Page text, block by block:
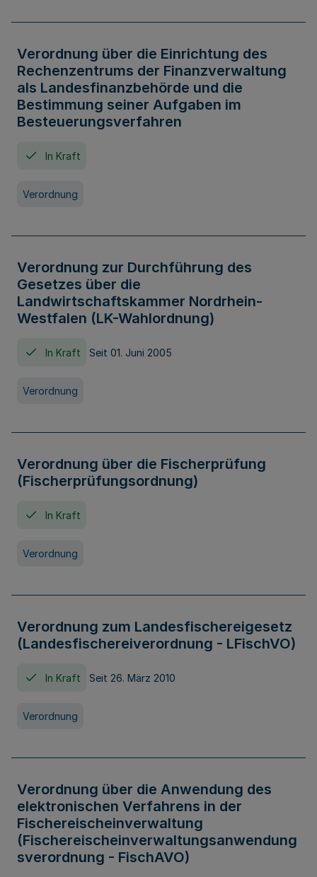
Verordnung über die Einrichtung des
Rechenzentrums der Finanzverwaltung
als Landesfinanzbehörde und die
Bestimmung seiner Aufgaben im
Besteuerungsverfahren
In Kraft
Verordnung
Verordnung zur Durchführung des
Gesetzes über die
Landwirtschaftskammer Nordrhein-
Westfalen (LK-Wahlordnung)
In Kraft Seit 01. Juni 2005
Verordnung
Verordnung über die Fischerprüfung
(Fischerprüfungsordnung)
In Kraft
Verordnung
Verordnung zum Landesfischereigesetz
(Landesfischereiverordnung - LFischVO)
In Kraft Seit 26. März 2010
Verordnung
Verordnung über die Anwendung des
elektronischen Verfahrens in der
Fischereischeinverwaltung
(Fischereischeinverwaltungsanwendung
sverordnung - FischAVO)